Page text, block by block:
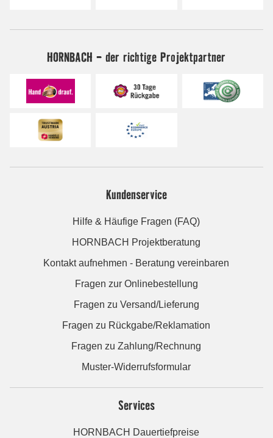
HORNBACH - der richtige Projektpartner
Kundenservice
Hilfe & Häufige Fragen (FAQ)
HORNBACH Projektberatung
Kontakt aufnehmen - Beratung vereinbaren
Fragen zur Onlinebestellung
Fragen zu Versand/Lieferung
Fragen zu Rückgabe/Reklamation
Fragen zu Zahlung/Rechnung
Muster-Widerrufsformular
Services
HORNBACH Dauertiefpreise